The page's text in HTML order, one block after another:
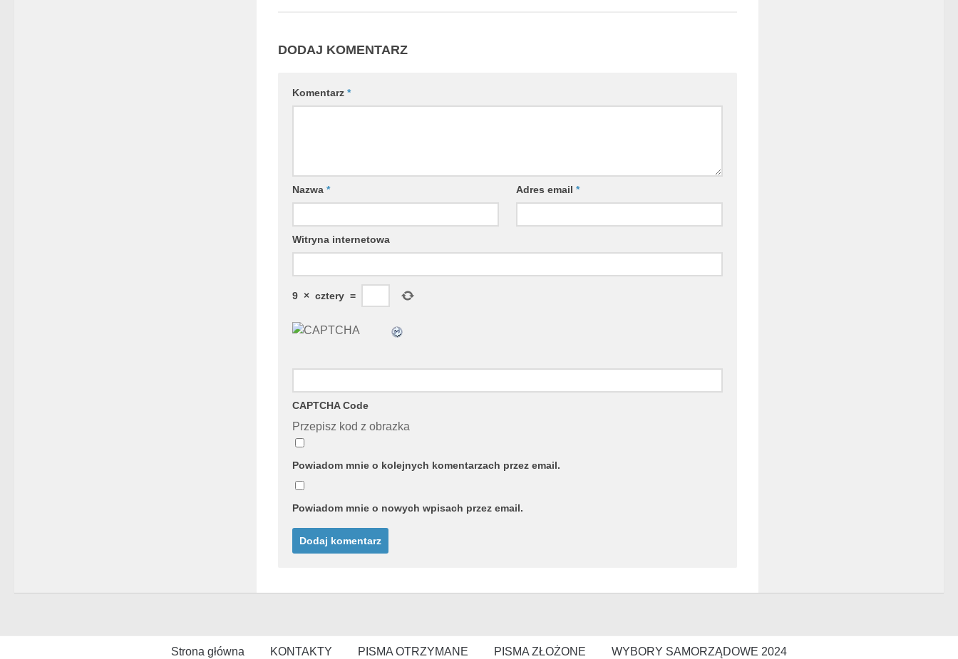
DODAJ KOMENTARZ
Komentarz *
Nazwa * Adres email*
Witryna internetowa
9 × cztery =
CAPTCHA Code
Przepisz kod z obrazka
Powiadom mnie o kolejnych komentarzach przez email.
Powiadom mnie o nowych wpisach przez email.
Strona główna KONTAKTY PISMA OTRZYMANE PISMA ZŁOŻONE WYBORY SAMORZĄDOWE 2024